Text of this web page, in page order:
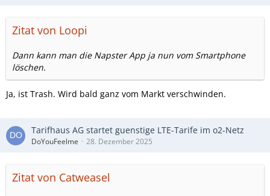
Zitat von Loopi
Dann kann man die Napster App ja nun vom Smartphone
löschen.
Ja, ist Trash. Wird bald ganz vom Markt verschwinden.
Tarifhaus AG startet guenstige LTE-Tarife im o2-Netz
DoYouFeelme 28. Dezember 2025
Zitat von Catweasel